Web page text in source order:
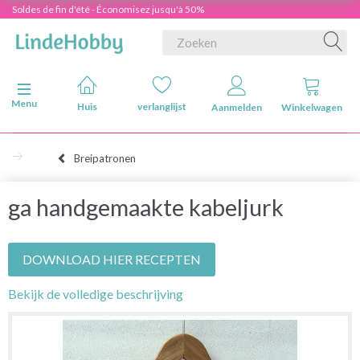
Soldes de fin d'été - Économisez jusqu'à 50%
Navigatie in-/uitschakelen
Menu
Huis verlanglijst Aanmelden Winkelwagen
Breipatronen
ga handgemaakte kabeljurk
DOWNLOAD HIER RECEPTEN
Bekijk de volledige beschrijving